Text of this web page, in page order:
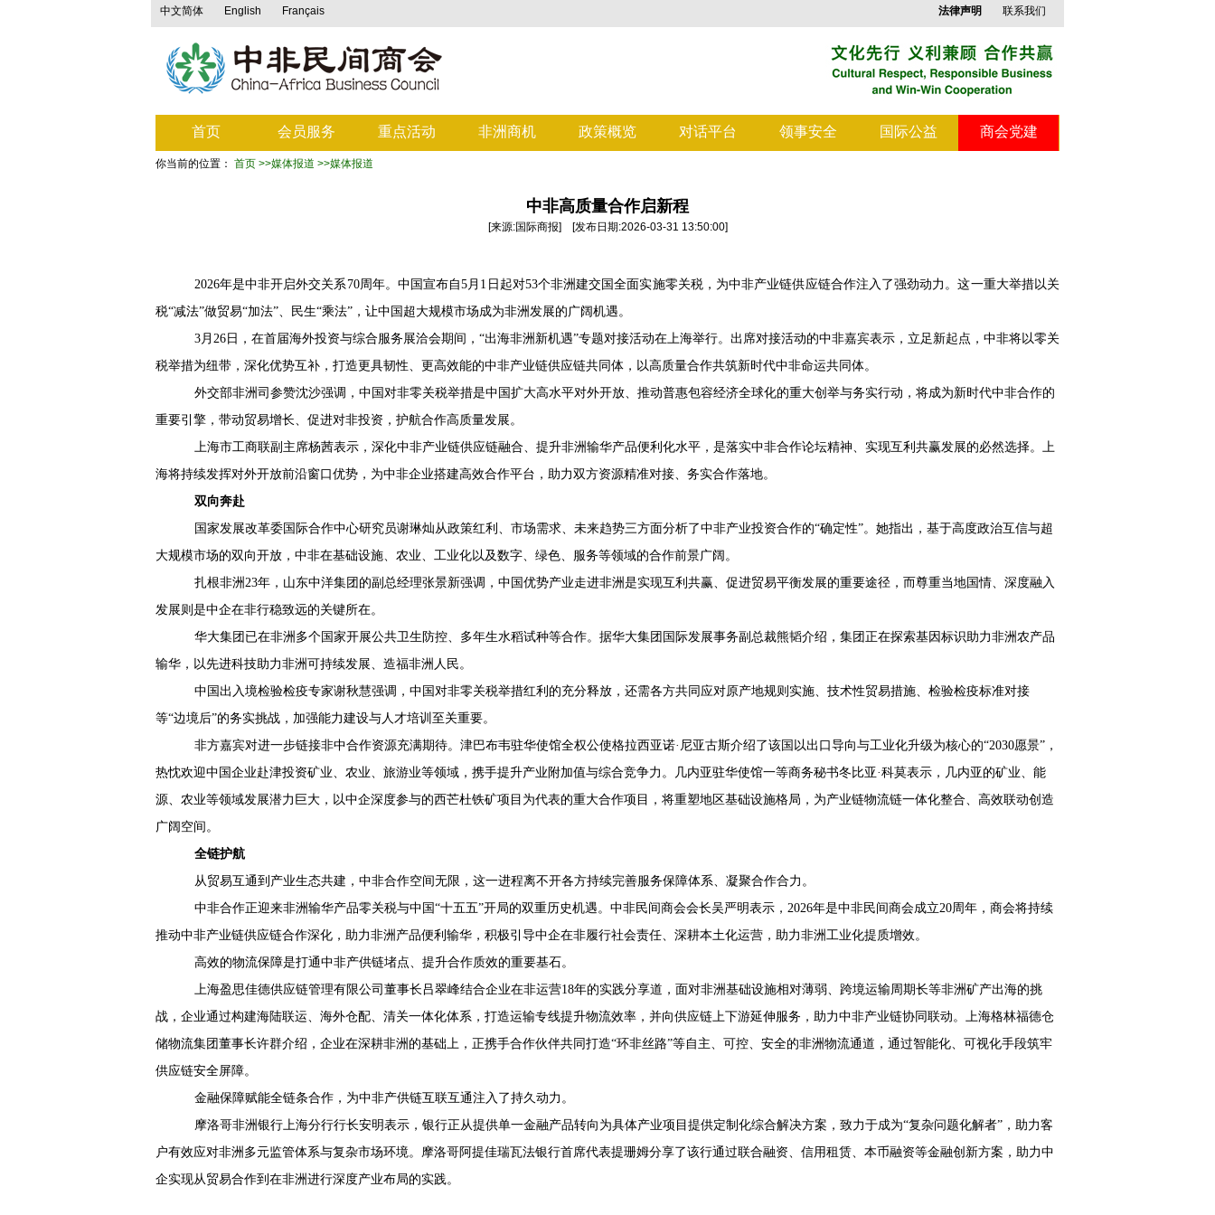
法律声明 联系我们
中文简体 English Français
首页 会员服务 重点活动 非洲商机 政策概览 对话平台 领事安全 国际公益 商会党建
你当前的位置： 首页 >>媒体报道 >>媒体报道
中非高质量合作启新程
[来源:国际商报] [发布日期:2026-03-31 13:50:00]
2026年是中非开启外交关系70周年。中国宣布自5月 1 日起对53个非洲建交国全面实施零关税，为中非产业链供应链合作注入了强劲动力。这一重大举措以关
税“减法”做贸易“加法”、民生“乘法”，让中国超大规模市场成为非洲发展的广阔机遇。
3月 26日，在首届海外投资与综合服务展洽会期间，“出海非洲新机遇”专题对接活动在上海举行。出席对接活动的中非嘉宾表示，立足新起点，中非将以零关
税举措为纽带，深化优势互补，打造更具韧性、更高效能的中非产业链供应链共同体，以高质量合作共筑新时代中非命运共同体。
外交部非洲司参赞沈沙强调，中国对非零关税举措是中国扩大高水平对外开放、推动普惠包容经济全球化的重大创举与务实行动，将成为新时代中非合作的
重要引擎，带动贸易增长、促进对非投资，护航合作高质量发展。
上海市工商联副主席杨茜表示，深化中非产业链供应链融合、提升非洲输华产品便利化水平，是落实中非合作论坛精神、实现互利共赢发展的必然选择。上
海将持续发挥对外开放前沿窗口优势，为中非企业搭建高效合作平台，助力双方资源精准对接、务实合作落地。
双向奔赴
国家发展改革委国际合作中心研究员谢琳灿从政策红利、市场需求、未来趋势三方面分析了中非产业投资合作的“确定性”。她指出，基于高度政治互信与超
大规模市场的双向开放，中非在基础设施、农业、工业化以及数字、绿色、服务等领域的合作前景广阔。
扎根非洲23年，山东中洋集团的副总经理张景新强调，中国优势产业走进非洲是实现互利共赢、促进贸易平衡发展的重要途径，而尊重当地国情、深度融入
发展则是中企在非行稳致远的关键所在。
华大集团已在非洲多个国家开展公共卫生防控、多年生水稻试种等合作。据华大集团国际发展事务副总裁熊韬介绍，集团正在探索基因标识助力非洲农产品
输华，以先进科技助力非洲可持续发展、造福非洲人民。
中国出入境检验检疫专家谢秋慧强调，中国对非零关税举措红利的充分释放，还需各方共同应对原产地规则实施、技术性贸易措施、检验检疫标准对接
等“边境后”的务实挑战，加强能力建设与人才培训至关重要。
非方嘉宾对进一步链接非中合作资源充满期待。津巴布韦驻华使馆全权公使格拉西亚诺·尼亚古斯介绍了该国以出口导向与工业化升级为核心的“2030愿景”，
热忱欢迎中国企业赴津投资矿业、农业、旅游业等领域，携手提升产业附加值与综合竞争力。几内亚驻华使馆一等商务秘书冬比亚·科莫表示，几内亚的矿业、能
源、农业等领域发展潜力巨大，以中企深度参与的西芒杜铁矿项目为代表的重大合作项目，将重塑地区基础设施格局，为产业链物流链一体化整合、高效联动创造
广阔空间。
全链护航
从贸易互通到产业生态共建，中非合作空间无限，这一进程离不开各方持续完善服务保障体系、凝聚合作合力。
中非合作正迎来非洲输华产品零关税与中国“十五五”开局的双重历史机遇。中非民间商会会长吴严明表示， 2026年是中非民间商会成立20周年，商会将持续
推动中非产业链供应链合作深化，助力非洲产品便利输华，积极引导中企在非履行社会责任、深耕本土化运营，助力非洲工业化提质增效。
高效的物流保障是打通中非产供链堵点、提升合作质效的重要基石。
上海盈思佳德供应链管理有限公司董事长吕翠峰结合企业在非运营18年的实践分享道，面对非洲基础设施相对薄弱、跨境运输周期长等非洲矿产出海的挑
战，企业通过构建海陆联运、海外仓配、清关一体化体系，打造运输专线提升物流效率，并向供应链上下游延伸服务，助力中非产业链协同联动。上海格林福德仓
储物流集团董事长许群介绍，企业在深耕非洲的基础上，正携手合作伙伴共同打造“环非丝路”等自主、可控、安全的非洲物流通道，通过智能化、可视化手段筑牢
供应链安全屏障。
金融保障赋能全链条合作，为中非产供链互联互通注入了持久动力。
摩洛哥非洲银行上海分行行长安明表示，银行正从提供单一金融产品转向为具体产业项目提供定制化综合解决方案，致力于成为“复杂问题化解者”，助力客
户有效应对非洲多元监管体系与复杂市场环境。摩洛哥阿提佳瑞瓦法银行首席代表提珊姆分享了该行通过联合融资、信用租赁、本币融资等金融创新方案，助力中
企实现从贸易合作到在非洲进行深度产业布局的实践。